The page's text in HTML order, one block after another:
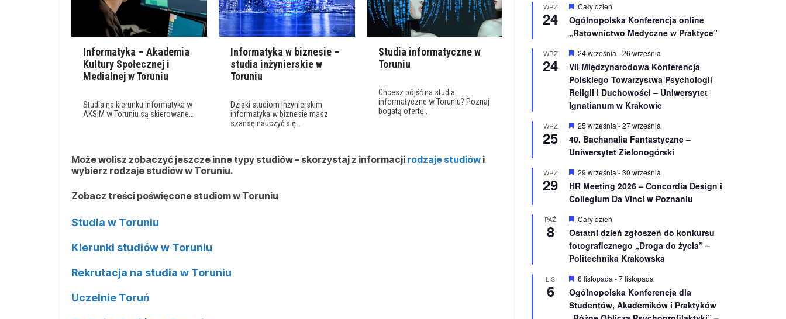
Informatyka – Akademia
Kultury Społecznej i
Medialnej w Toruniu
Studia na kierunku informatyka w
AKSiM w Toruniu są skierowane…
Informatyka w biznesie –
studia inżynierskie w
Toruniu
Dzięki studiom inżynierskim
informatyka w biznesie masz
szansę nauczyć się…
Studia informatyczne w
Toruniu
Chcesz pójść na studia
informatyczne w Toruniu? Poznaj
bogatą ofertę…
Może wolisz zobaczyć jeszcze inne typy studiów – skorzystaj z informacji rodzaje studiów i
wybierz rodzaje studiów w Toruniu.
Zobacz treści poświęcone studiom w Toruniu
Studia w Toruniu
Kierunki studiów w Toruniu
Rekrutacja na studia w Toruniu
Uczelnie Toruń
WRZ
24
W
r
ó
n
i
o
n
e
Cały dzień
Ogólnopolska Konferencja online
„Ratownictwo Medyczne w Praktyce”
WRZ
24
W
y
r
ó
ż
n
i
n
e
24 września -26 września
VII Międzynarodowa Konferencja
Polskiego Towarzystwa Psychologii
Religii i Duchowości – Uniwersytet
Ignatianum w Krakowie
WRZ
25
W
r
ó
n
i
o
n
25 września -27 września
40. Bachanalia Fantastyczne –
Uniwersytet Zielonogórski
WRZ
29
W
y
r
ó
n
o
n
e
29 września -30 września
HR Meeting 2026 – Concordia Design i
Collegium Da Vinci w Poznaniu
PAŹ
8
W
r
ó
ż
n
i
o
n
e
Cały dzień
Ostatni dzień zgłoszeń do konkursu
fotograficznego „Droga do życia” –
Politechnika Krakowska
LIS
6
W
r
ó
ż
6 listopada -7 listopada
Ogólnopolska Konferencja dla
Studentów, Akademików i Praktyków